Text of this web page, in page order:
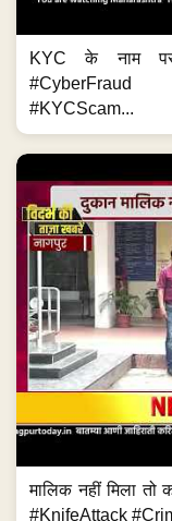
KYC के नाम
#CyberFraud
#KYCScam...
मालिक नहीं मिला तो
#KnifeAttack